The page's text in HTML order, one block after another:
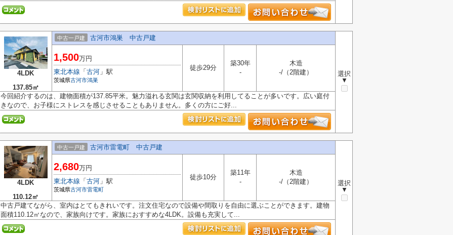
4LDK
137.85㎡
中古一戸建 古河市鴻巣 中古戸建
選択
▼
1,500万円
東北本線 「 古河 」駅
茨城県古河市鴻巣
徒歩29分
築30年
-
木造
-/（2階建）
今回紹介するのは、建物面積が137.85平米。魅力溢れる玄関は玄関収納を利用してることが多いです。広い庭付
きなので、お子様にストレスを感じさせることもありません。多くの方にご好...
4LDK
110.12㎡
中古一戸建 古河市雷電町 中古戸建
選択
▼
2,680万円
東北本線 「 古河 」駅
茨城県古河市雷電町
徒歩10分
築11年
-
木造
-/（2階建）
中古戸建てながら、室内はとてもきれいです。注文住宅なので設備や間取りを自由に選ぶことができます。建物
面積110.12㎡なので、家族向けです。家族におすすめな4LDK。設備も充実して...